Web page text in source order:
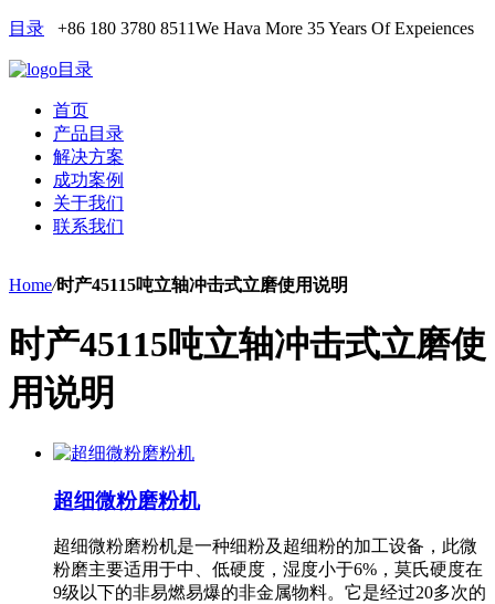
目录 +86 180 3780 8511We Hava More 35 Years Of Expeiences
目录
首页
产品目录
解决方案
成功案例
关于我们
联系我们
Home/时产45115吨立轴冲击式立磨使用说明
时产45115吨立轴冲击式立磨使
用说明
超细微粉磨粉机
超细微粉磨粉机是一种细粉及超细粉的加工设备，此微
粉磨主要适用于中、低硬度，湿度小于6%，莫氏硬度在
9级以下的非易燃易爆的非金属物料。它是经过20多次的